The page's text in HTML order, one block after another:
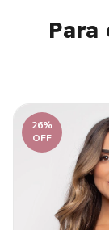
Para
26%
OFF